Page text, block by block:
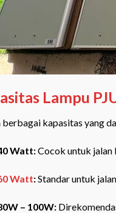
Lampu
kapasitas yang
Watt:Cocok untuk jalan
Watt:Standar untuk
– 100W: